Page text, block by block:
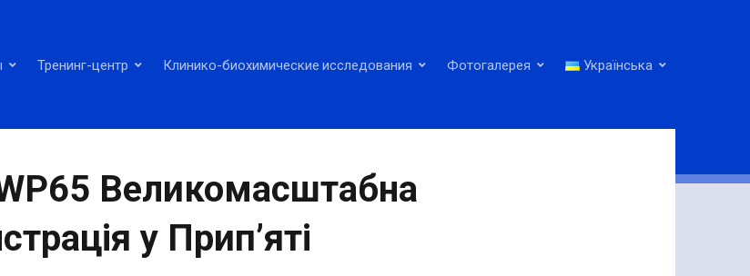
Тренинг-центр Клинико-биохимические исследования Фотогалерея Українська
Великомасштабна
у Прип’яті